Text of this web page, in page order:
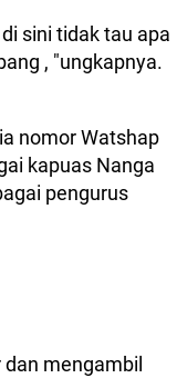
sini tidak tau apa
, "ungkapnya.
nomor Watshap
kapuas Nanga
pengurus
mengambil